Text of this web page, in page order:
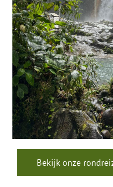
Bekijk onze